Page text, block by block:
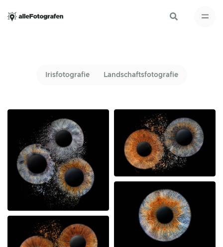
Irisfotografie Landschaftsfotografie